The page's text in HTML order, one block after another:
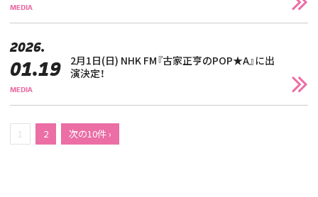
MEDIA
2026.
01.19
MEDIA
2月1日(日) NHK FM『古家正亨のPOP★A』に出
演決定！
1 2 次の10件 ›